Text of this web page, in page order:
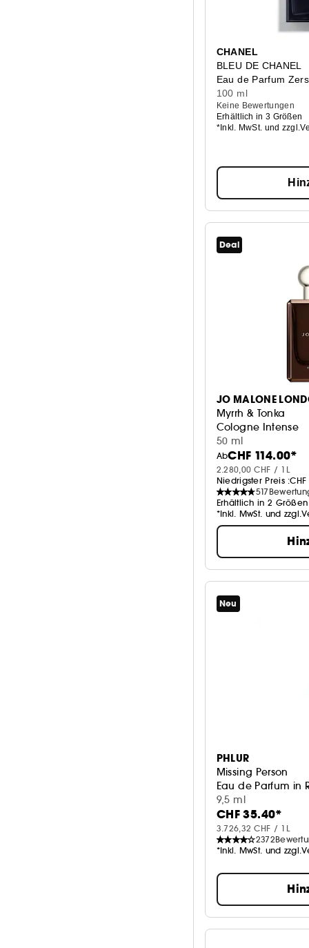
CHANEL
BLEU DE CHANEL
Eau de Parfum
100 ml
Keine Bewertungen
Erhältlich in 3 Größen
*Inkl. MwSt. und
Deal
JO MALONE
Myrrh & Tonka
Cologne Intense
50 ml
AbCHF 114.00*
2.280,00 CHF / 1L
Niedrigster Preis :CHF
517
Erhältlich in 2 Größen
*Inkl. MwSt. und
Neu
PHLUR
Missing Person
Eau de Parfum in
9,5 ml
CHF 35.40*
3.726,32 CHF / 1L
2372
*Inkl. MwSt. und